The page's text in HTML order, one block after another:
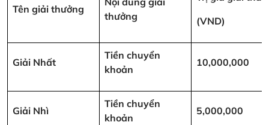
Tên giải thưởng
thưởng
(VND)
Giải Nhất
Tiền chuyển
khoản
10,000,000
Giải Nhì
Tiền chuyển
khoản
5,000,000